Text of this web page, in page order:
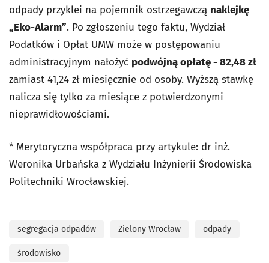
odpady przyklei na pojemnik ostrzegawczą naklejkę
„Eko-Alarm”. Po zgłoszeniu tego faktu, Wydział
Podatków i Opłat UMW może w postępowaniu
administracyjnym nałożyć podwójną opłatę - 82,48 zł
zamiast 41,24 zł miesięcznie od osoby. Wyższą stawkę
nalicza się tylko za miesiące z potwierdzonymi
nieprawidłowościami.
* Merytoryczna współpraca przy artykule: dr inż.
Weronika Urbańska z Wydziału Inżynierii Środowiska
Politechniki Wrocławskiej.
segregacja odpadów Zielony Wrocław odpady
środowisko